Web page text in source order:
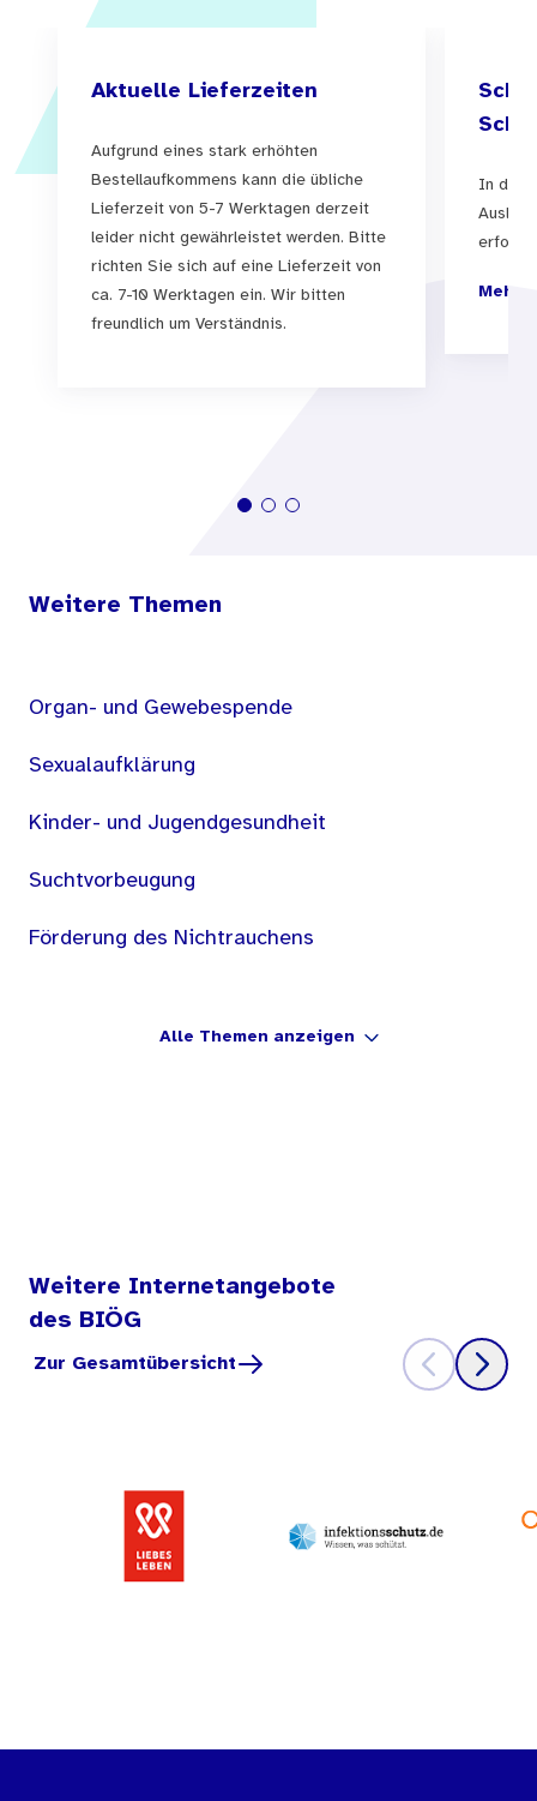
Aktuelle Lieferzeiten
Aufgrund eines stark erhöhten
Bestellaufkommens kann die übliche
Lieferzeit von 5-7 Werktagen derzeit
leider nicht gewährleistet werden. Bitte
richten Sie sich auf eine Lieferzeit von
ca. 7-10 Werktagen ein. Wir bitten
freundlich um Verständnis.
In der
Mehr
Weitere Themen
Organ- und Gewebespende
Sexualaufklärung
Kinder- und Jugendgesundheit
Suchtvorbeugung
Förderung des Nichtrauchens
Alle Themen anzeigen
Weitere Internetangebote
des BIÖG
Zur Gesamtübersicht